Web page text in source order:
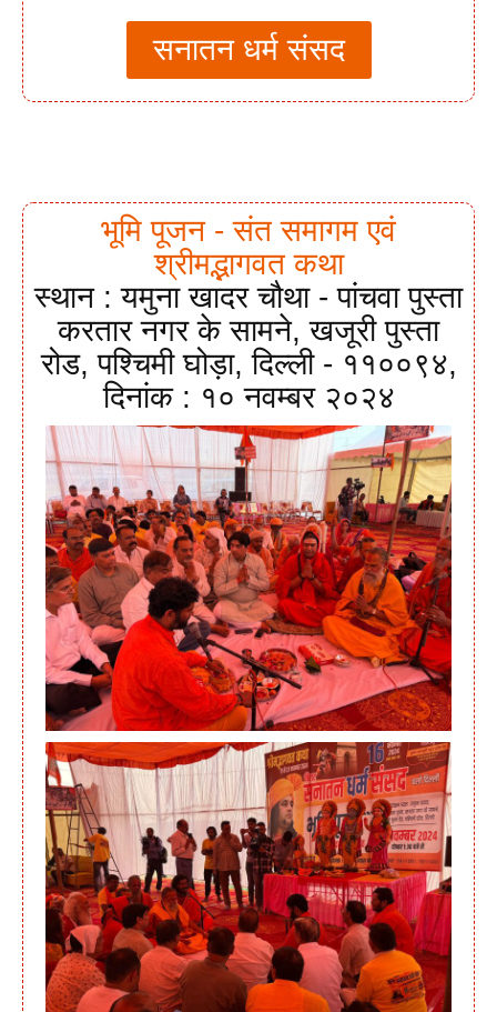
सनातन धर्म संसद
भूमि पूजन - संत समागम एवं
श्रीमद्भागवत कथा
स्थान : यमुना खादर चौथा - पांचवा पुस्ता
करतार नगर के सामने, खजूरी पुस्ता
रोड, पश्चिमी घोड़ा, दिल्ली - ११००९४,
दिनांक : १० नवम्बर २०२४